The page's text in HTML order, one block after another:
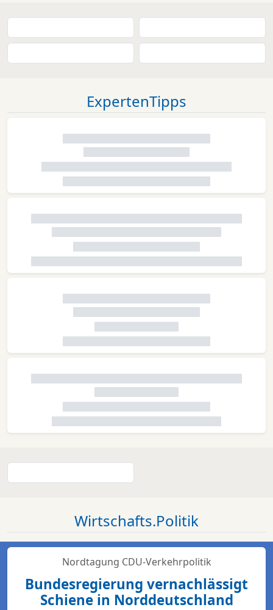
ExpertenTipps
Wirtschafts.Politik
Nordtagung CDU-Verkehrpolitik
Bundesregierung vernachlässigt
Schiene in Norddeutschland